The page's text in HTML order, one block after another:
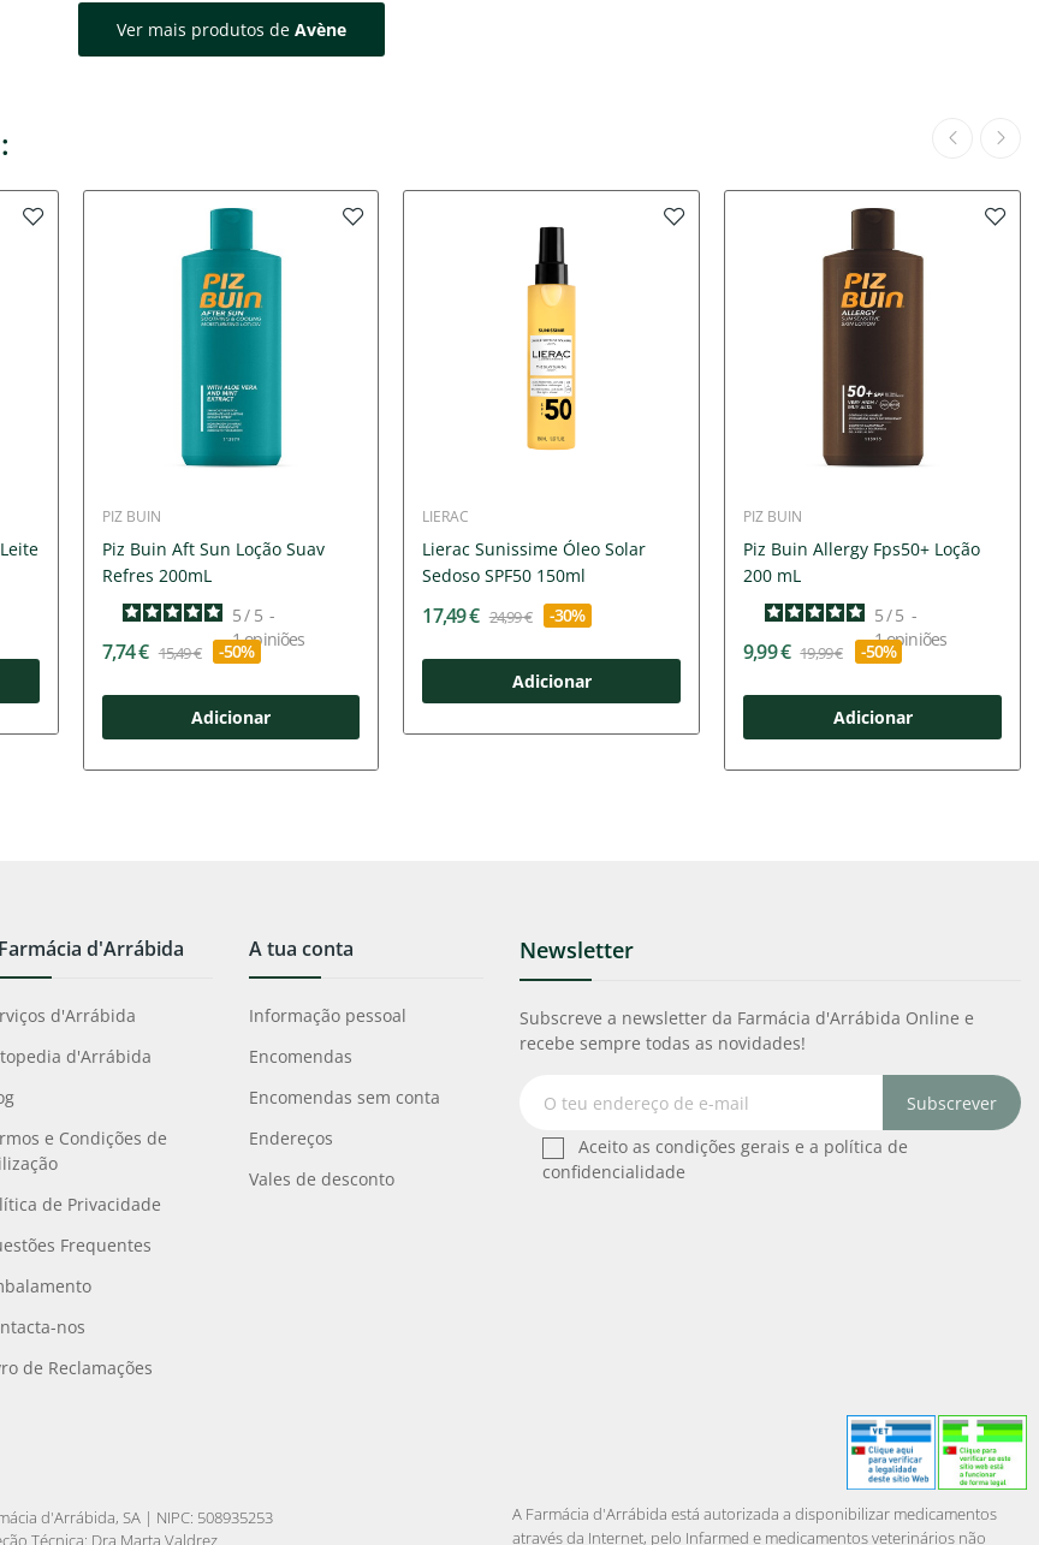
Ver mais produtos de Avène
PIZ BUIN
Piz Buin Aft Sun Loção Suav
Refres 200mL
5/ 5 -
1opiniões
7,74 € 15,49 € -50%
Adicionar
LIERAC
Lierac Sunissime Óleo Solar
Sedoso SPF50 150ml
17,49 € 24,99 € -30%
Adicionar
PIZ BUIN
Piz Buin Allergy Fps50+ Loção
200 mL
5/ 5 -
1opiniões
9,99 € 19,99 € -50%
Adicionar
d'Arrábida
d'Arrábida
d'Arrábida
e Condições de
de Privacidade
Frequentes
nos
de Reclamações
A tua conta
Informação pessoal
Encomendas
Encomendas sem conta
Endereços
Vales de desconto
Newsletter
Subscreve a newsletter da Farmácia d'Arrábida Online e
recebe sempre todas as novidades!
Subscrever
Aceito as condições gerais e a política de
confidencialidade
d'Arrábida, SA | NIPC: 508935253
Técnica: Dra Marta Valdrez
A Farmácia d'Arrábida está autorizada a disponibilizar medicamentos
através da Internet, pelo Infarmed e medicamentos veterinários não